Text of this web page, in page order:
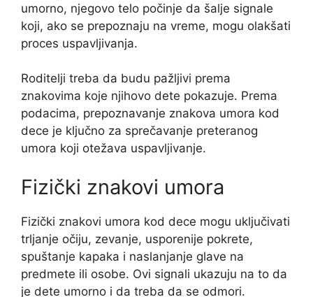
umorno, njegovo telo počinje da šalje signale
koji, ako se prepoznaju na vreme, mogu olakšati
proces uspavljivanja.
Roditelji treba da budu pažljivi prema
znakovima koje njihovo dete pokazuje. Prema
podacima, prepoznavanje znakova umora kod
dece je ključno za sprečavanje preteranog
umora koji otežava uspavljivanje.
Fizički znakovi umora
Fizički znakovi umora kod dece mogu uključivati
trljanje očiju, zevanje, usporenije pokrete,
spuštanje kapaka i naslanjanje glave na
predmete ili osobe. Ovi signali ukazuju na to da
je dete umorno i da treba da se odmori.